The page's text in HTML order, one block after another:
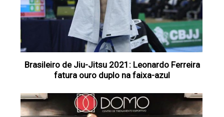
Brasileiro de Jiu-Jitsu 2021: Leonardo Ferreira
fatura ouro duplo na faixa-azul